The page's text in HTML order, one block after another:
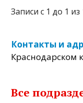
Записи с 1 до 1 из
Контакты и
Краснодарском
Все